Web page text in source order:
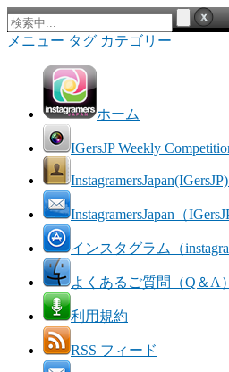
メニュー タグ カテゴリー
ホーム
IGersJP Weekly
InstagramersJapan（
インスタグラム（
よくあるご質問（Q＆A）
利用規約
RSS フィード